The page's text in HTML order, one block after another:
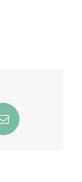
Email